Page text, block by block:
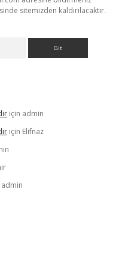
sitemizden kaldırılacaktır.
için admin
için Elifnaz
admin